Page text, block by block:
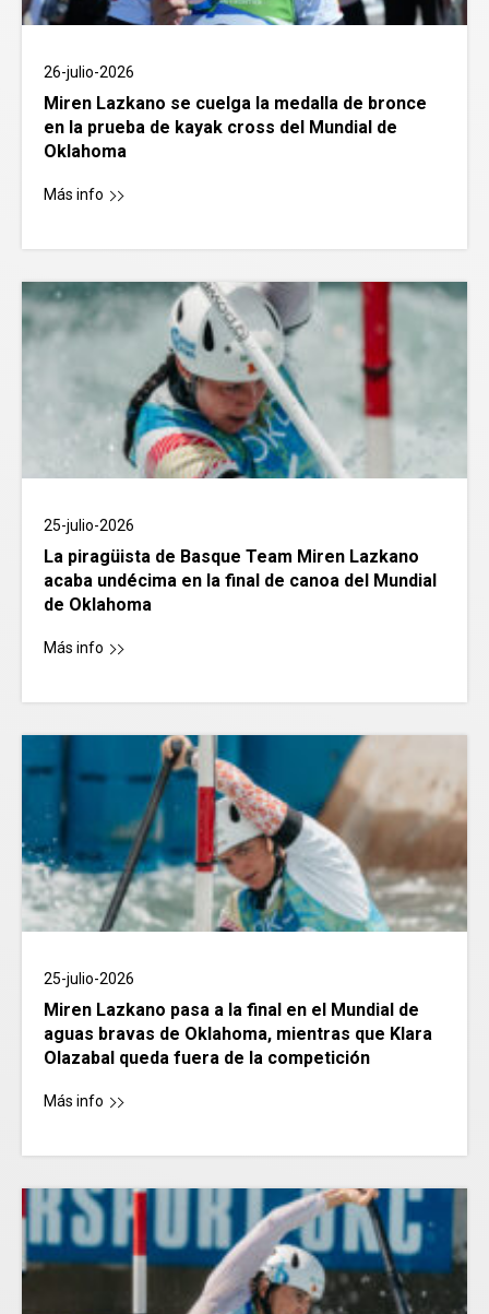
26-julio-2026
Miren Lazkano se cuelga la medalla de bronce
en la prueba de kayak cross del Mundial de
Oklahoma
Más info
25-julio-2026
La piragüista de Basque Team Miren Lazkano
acaba undécima en la final de canoa del Mundial
de Oklahoma
Más info
25-julio-2026
Miren Lazkano pasa a la final en el Mundial de
aguas bravas de Oklahoma, mientras que Klara
Olazabal queda fuera de la competición
Más info